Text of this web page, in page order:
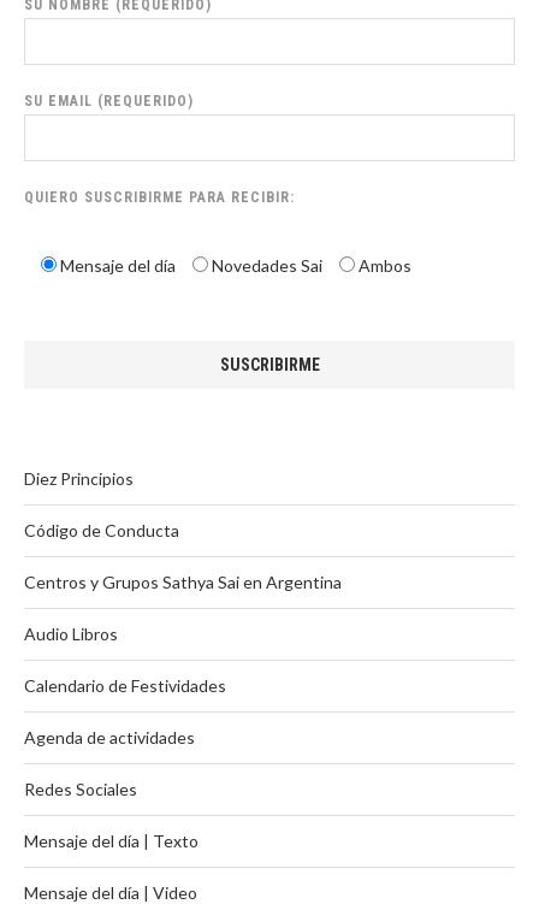
SU NOMBRE (REQUERIDO)
SU EMAIL (REQUERIDO)
QUIERO SUSCRIBIRME PARA RECIBIR:
Mensaje del día Novedades Sai Ambos
Diez Principios
Código de Conducta
Centros y Grupos Sathya Sai en Argentina
Audio Libros
Calendario de Festividades
Agenda de actividades
Redes Sociales
Mensaje del día | Texto
Mensaje del día | Video